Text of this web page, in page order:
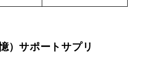
）サポートサプリ